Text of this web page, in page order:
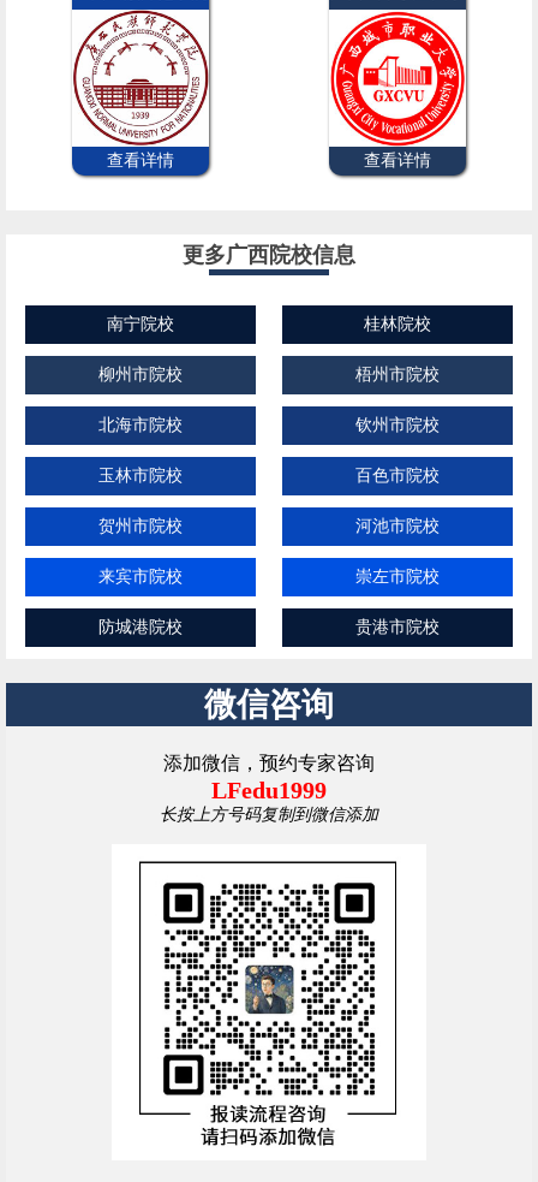
查看详情 查看详情
更多广西院校信息
南宁院校 桂林院校
柳州市院校 梧州市院校
北海市院校 钦州市院校
玉林市院校 百色市院校
贺州市院校 河池市院校
来宾市院校 崇左市院校
防城港院校 贵港市院校
微信咨询
添加微信，预约专家咨询
LFedu1999
长按上方号码复制到微信添加